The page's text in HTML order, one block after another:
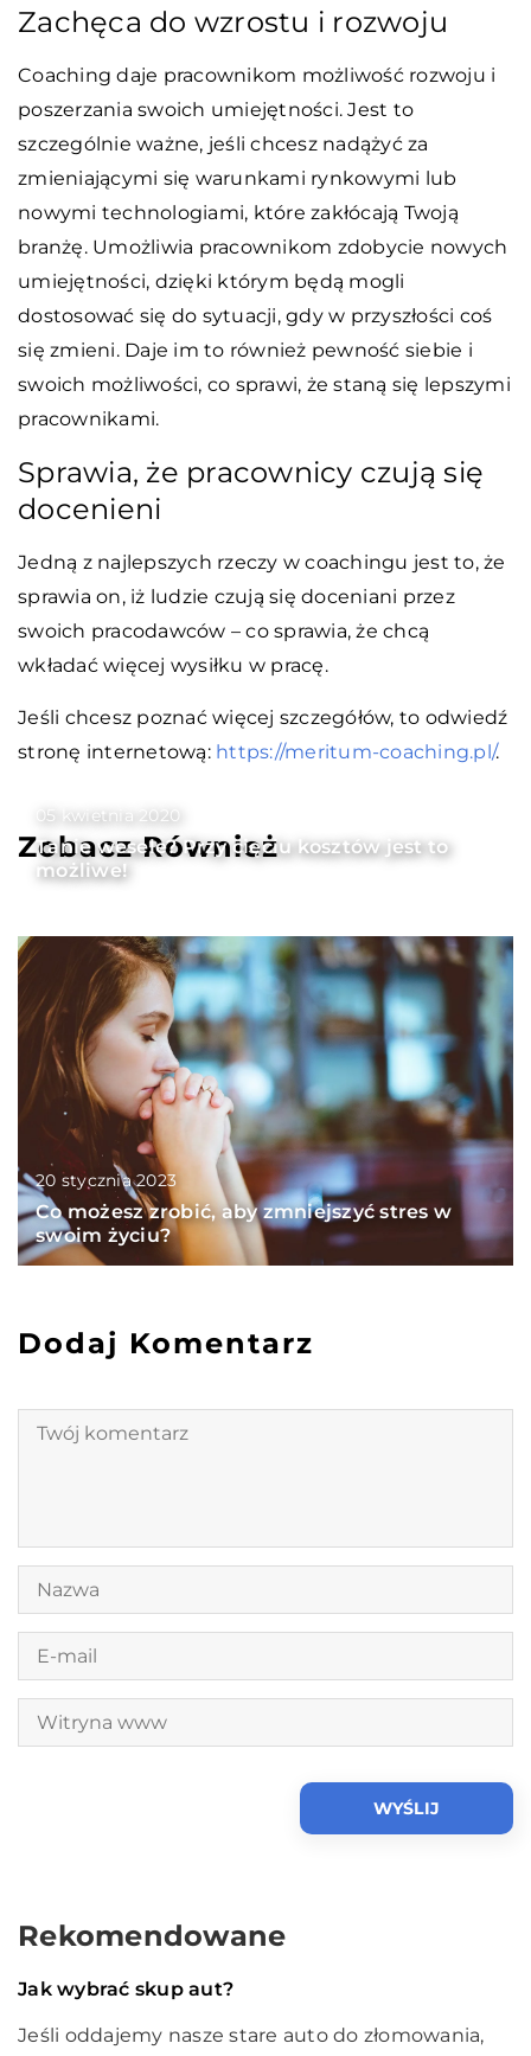
Zachęca do wzrostu i rozwoju
Coaching daje pracownikom możliwość rozwoju i
poszerzania swoich umiejętności. Jest to
szczególnie ważne, jeśli chcesz nadążyć za
zmieniającymi się warunkami rynkowymi lub
nowymi technologiami, które zakłócają Twoją
branżę. Umożliwia pracownikom zdobycie nowych
umiejętności, dzięki którym będą mogli
dostosować się do sytuacji, gdy w przyszłości coś
się zmieni. Daje im to również pewność siebie i
swoich możliwości, co sprawi, że staną się lepszymi
pracownikami.
Sprawia, że pracownicy czują się
docenieni
Jedną z najlepszych rzeczy w coachingu jest to, że
sprawia on, iż ludzie czują się doceniani przez
swoich pracodawców – co sprawia, że chcą
wkładać więcej wysiłku w pracę.
Jeśli chcesz poznać więcej szczegółów, to odwiedź
stronę internetową: https://meritum-coaching.pl/.
Zobacz Również
05 kwietnia 2020
Tanie wesele? Przy cięciu kosztów jest to
możliwe!
20 stycznia 2023
Co możesz zrobić, aby zmniejszyć stres w
swoim życiu?
Dodaj Komentarz
Rekomendowane
Technologie & IT
Jak wybrać skup aut?
Jeśli oddajemy nasze stare auto do złomowania,